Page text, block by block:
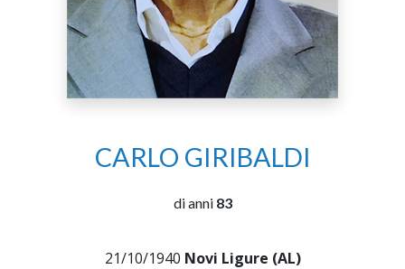
CARLO GIRIBALDI
di anni 83
21/10/1940 Novi Ligure (AL)